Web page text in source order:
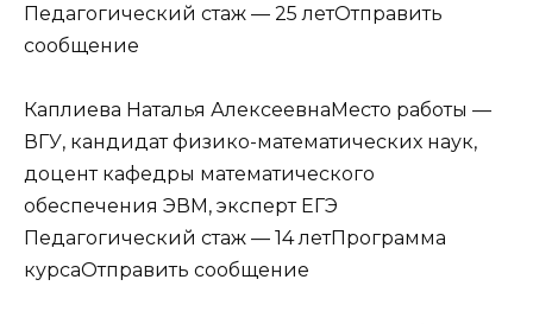
Педагогический стаж — 25 летОтправить
сообщение
Каплиева Наталья АлексеевнаМесто работы —
ВГУ, кандидат физико-математических наук,
доцент кафедры математического
обеспечения ЭВМ, эксперт ЕГЭ
Педагогический стаж — 14 летПрограмма
курсаОтправить сообщение